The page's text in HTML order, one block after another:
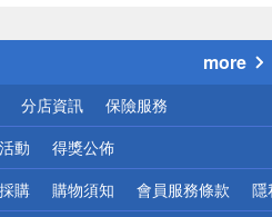
心！
more
分店資訊 保險服務
動 得獎公佈
購 購物須知 會員服務條款 隱